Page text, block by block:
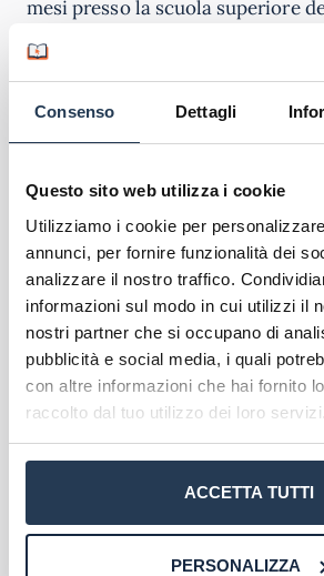
Consenso Dettagli
Questo sito web utilizza i cookie
Utilizziamo i cookie per
annunci, per fornire funzionalità dei
analizzare il nostro traffico.
informazioni sul modo in cui utilizzi il
nostri partner che si occupano di
pubblicità e social media, i quali
con altre informazioni che hai fornito
raccolto dal tuo utilizzo dei loro servizi.
ACCETTA TUTTI
PERSONALIZZA
mesi presso la scuola superiore
funzioni collegate al suo ruolo.
Infine gliEsperti legali in
pubblicidevono essere in grado
pratiche di economia e
il personale e le risorse umane.
Requisiti di
Tra i requisiti di ammissioneal
Giurisprudenza dell’Università
troviamo il diploma di scuola
o un altro titolo equipollente, una
generale, attitudine al
conoscenza di base di nozioni
lingua straniera.